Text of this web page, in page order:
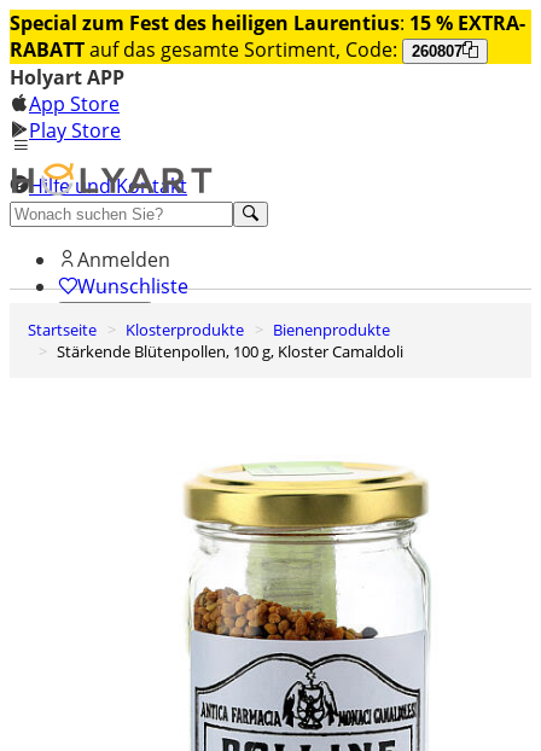
Special zum Fest des heiligen Laurentius: 15 % EXTRA-
RABATTauf das gesamte Sortiment, Code: 260807
Holyart APP
App Store
Play Store
Hilfe und Kontakt
Entdecken Sie Premium
Anmelden
Wunschliste
0
Warenkorb
Startseite Klosterprodukte
Bienenprodukte
Stärkende Blütenpollen, 100 g, Kloster Camaldoli